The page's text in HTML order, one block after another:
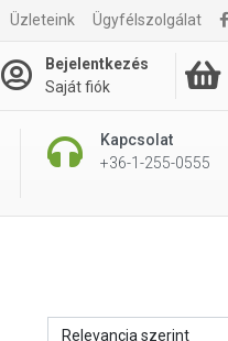
Üzleteink Ügyfélszolgálat
Bejelentkezés
Saját fiók
Kapcsolat
+36-1-255-0555
Relevancia szerint